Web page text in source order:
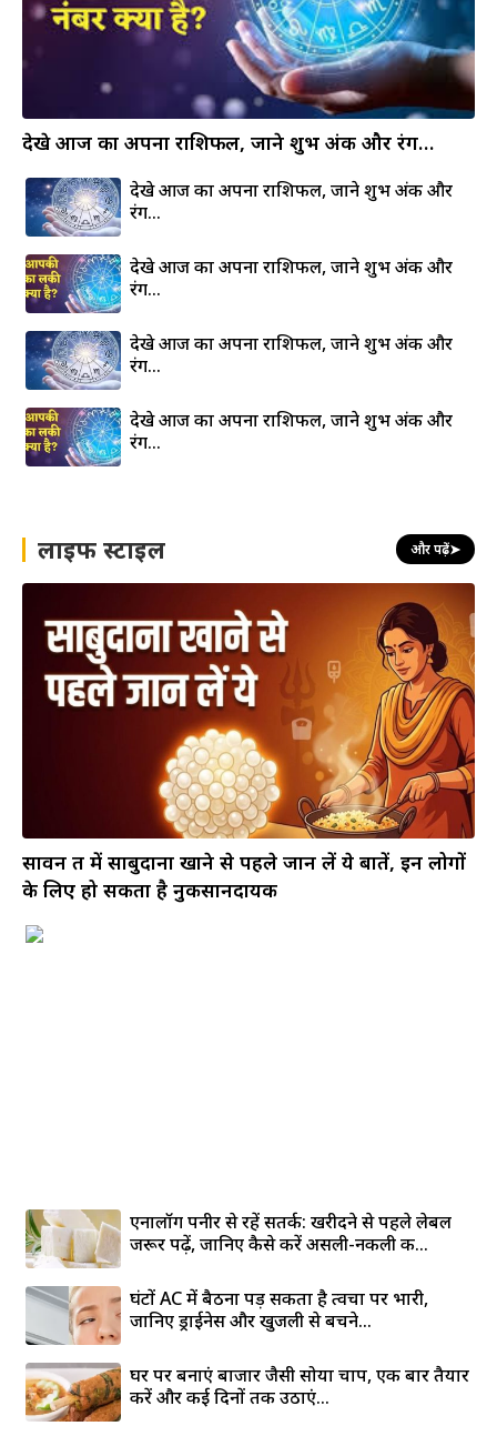
देखे आज का अपना राशिफल, जाने शुभ अंक और रंग…
देखे आज का अपना राशिफल, जाने शुभ अंक और
रंग…
देखे आज का अपना राशिफल, जाने शुभ अंक और
रंग…
देखे आज का अपना राशिफल, जाने शुभ अंक और
रंग…
देखे आज का अपना राशिफल, जाने शुभ अंक और
रंग…
लाइफ स्टाइल और पढ़ें➤
सावन व्रत में साबुदाना खाने से पहले जान लें ये बातें, इन लोगों
के लिए हो सकता है नुकसानदायक
एनालॉग पनीर से रहें सतर्क: खरीदने से पहले लेबल
जरूर पढ़ें, जानिए कैसे करें असली-नकली की...
घंटों AC में बैठना पड़ सकता है त्वचा पर भारी,
जानिए ड्राईनेस और खुजली से बचने...
घर पर बनाएं बाजार जैसी सोया चाप, एक बार तैयार
करें और कई दिनों तक उठाएं...